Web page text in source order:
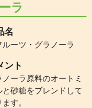
ラ
名
ルーツ・グラノーラ
ント
ノーラ原料のオートミ
と砂糖をブレンドして
す。